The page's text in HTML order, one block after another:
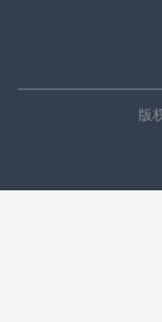
版